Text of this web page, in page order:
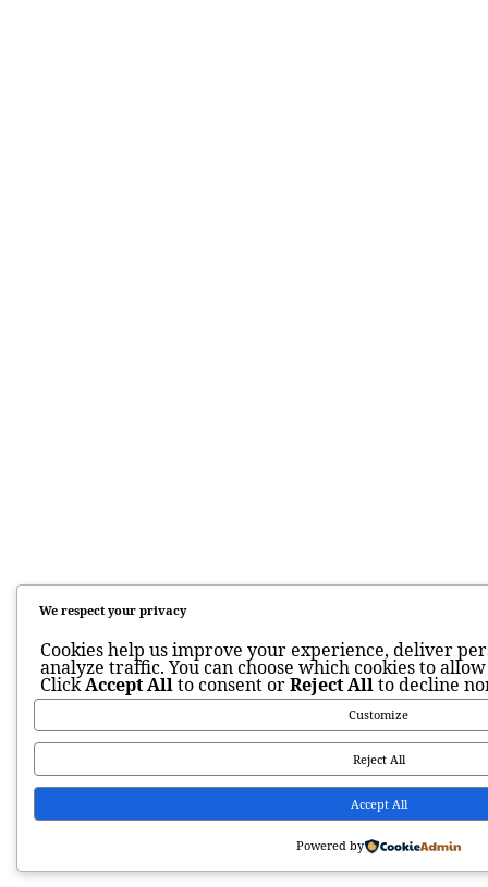
We respect your privacy
Cookies help us improve your experience, deliver
analyze traffic. You can choose which cookies to
ClickAccept Allto consent orReject Allto decline
Customize
Reject All
Accept All
Powered by